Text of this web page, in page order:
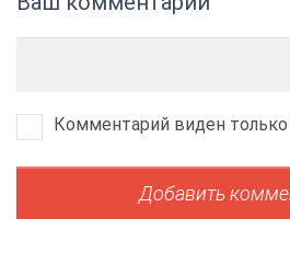
Комментарий виден только